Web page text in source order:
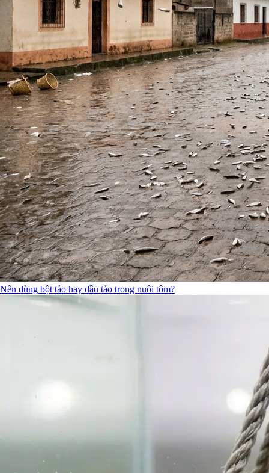
Nên dùng bột tảo hay dầu tảo trong nuôi tôm?